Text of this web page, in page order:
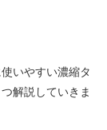
いやすい濃縮タ
解説していきま